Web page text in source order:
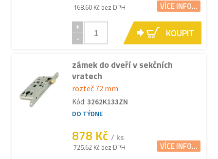
168.60 Kč bez DPH VÍCE INFO...
+
-
KOUPIT
zámek do dveří v sekčních
vratech
rozteč 72 mm
Kód: 3262K133ZN
DO TÝDNE
878 Kč / ks
725.62 Kč bez DPH VÍCE INFO...